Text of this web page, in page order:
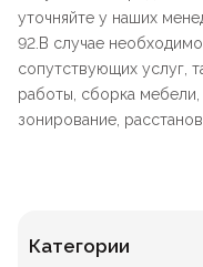
уточняйте у наших
92.В случае
сопутствующих услуг,
работы, сборка
зонирование,
Категории